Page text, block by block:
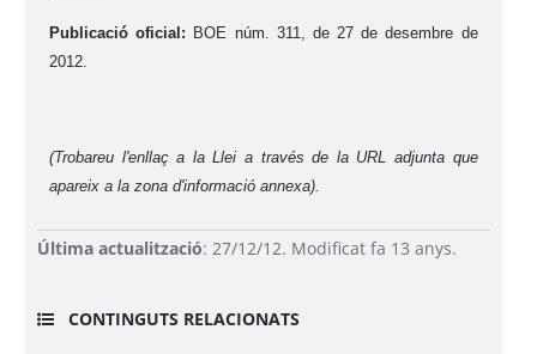
Publicació oficial: BOE núm. 311, de 27de desembre de
2012.
(Trobareu l'enllaç a la Llei a través de la URL adjunta que
apareix a la zona d'informació annexa).
Última actualització: 27/12/12. Modificat fa 13 anys.
CONTINGUTS RELACIONATS